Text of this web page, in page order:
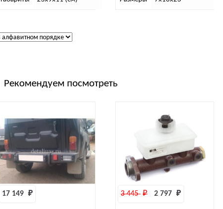
Рекомендуем посмотреть
17 149 ₽ 3 445 ₽ 2 797 ₽